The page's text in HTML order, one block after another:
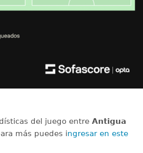
del juego entre Antigua
más puedes ingresar en este